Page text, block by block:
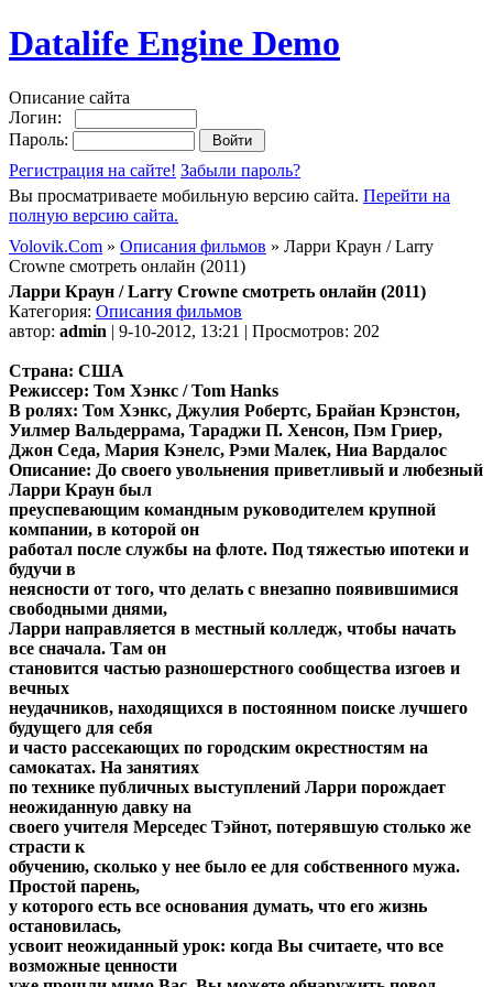
Datalife Engine Demo
Описание сайта
Логин:
Пароль:
Регистрация на сайте! Забыли пароль?
Вы просматриваете мобильную версию сайта. Перейти на
полную версию сайта.
Volovik.Com » Описания фильмов » Ларри Краун / Larry
Crowne смотреть онлайн (2011)
Ларри Краун / Larry Crowne смотреть онлайн (2011)
Категория: Описания фильмов
автор: admin | 9-10-2012, 13:21 | Просмотров: 202
Страна: США
Режиссер: Том Хэнкс / Tom Hanks
В ролях: Том Хэнкс, Джулия Робертс, Брайан Крэнстон,
Уилмер Вальдеррама, Тараджи П. Хенсон, Пэм Гриер,
Джон Седа, Мария Кэнелс, Рэми Малек, Ниа Вардалос
Описание: До своего увольнения приветливый и любезный
Ларри Краун был
преуспевающим командным руководителем крупной
компании, в которой он
работал после службы на флоте. Под тяжестью ипотеки и
будучи в
неясности от того, что делать с внезапно появившимися
свободными днями,
Ларри направляется в местный колледж, чтобы начать
все сначала. Там он
становится частью разношерстного сообщества изгоев и
вечных
неудачников, находящихся в постоянном поиске лучшего
будущего для себя
и часто рассекающих по городским окрестностям на
самокатах. На занятиях
по технике публичных выступлений Ларри порождает
неожиданную давку на
своего учителя Мерседес Тэйнот, потерявшую столько же
страсти к
обучению, сколько у нее было ее для собственного мужа.
Простой парень,
у которого есть все основания думать, что его жизнь
остановилась,
усвоит неожиданный урок: когда Вы считаете, что все
возможные ценности